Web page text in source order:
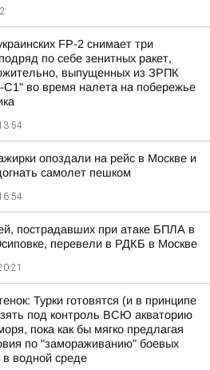
FP-2 снимает три
по себе зенитных ракет,
выпущенных из ЗРПК
С1" во время налета на побережье
опоздали на рейс в Москве и
самолет пешком
пострадавших при атаке БПЛА в
перевели в РДКБ в Москве
Турки готовятся (и в принципе
под контроль ВСЮ акваторию
пока как бы мягко предлагая
по "замораживанию" боевых
в водной среде